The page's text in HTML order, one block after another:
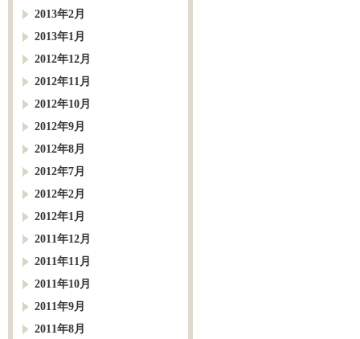
2013年2月
2013年1月
2012年12月
2012年11月
2012年10月
2012年9月
2012年8月
2012年7月
2012年2月
2012年1月
2011年12月
2011年11月
2011年10月
2011年9月
2011年8月